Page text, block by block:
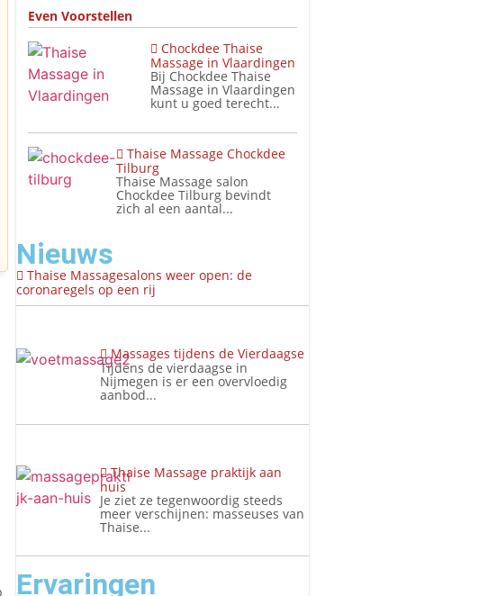
Even Voorstellen
Chockdee Thaise
Massage in Vlaardingen
Bij Chockdee Thaise
Massage in Vlaardingen
kunt u goed terecht...
Thaise Massage Chockdee
Tilburg
Thaise Massage salon
Chockdee Tilburg bevindt
zich al een aantal...
Nieuws
Thaise Massagesalons weer open: de
coronaregels op een rij
Massages tijdens de Vierdaagse
Tijdens de vierdaagse in
Nijmegen is er een overvloedig
aanbod...
Thaise Massage praktijk aan
huis
Je ziet ze tegenwoordig steeds
meer verschijnen: masseuses van
Thaise...
Ervaringen